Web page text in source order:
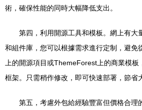
術，確保性能的同時大幅降低支出。
第四，利用開源工具和模板。網上有大
和組件庫，您可以根據需求進行定制，避免
上的開源項目或ThemeForest上的商業模
框架。只需稍作修改，即可快速部署，節省
第五，考慮外包給經驗豐富但價格合理